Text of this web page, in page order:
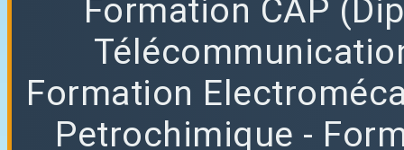
Formation CAP
Formation
Petrochimique -